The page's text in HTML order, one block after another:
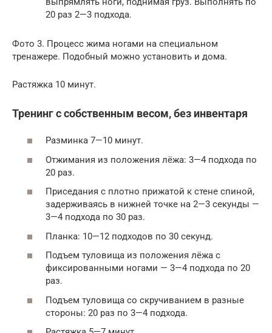
20 раз 2—3 подхода.
Фото 3. Процесс жима ногами на специальном
тренажере. Подобный можно установить и дома.
Растяжка 10 минут.
Тренинг с собственным весом, без инвентаря
Разминка 7—10 минут.
Отжимания из положения лёжа: 3—4 подхода по
20 раз.
Приседания с плотно прижатой к стене спиной,
задерживаясь в нижней точке на 2—3 секунды —
3—4 подхода по 30 раз.
Планка: 10—12 подходов по 30 секунд.
Подъем туловища из положения лёжа с
фиксированными ногами — 3—4 подхода по 20
раз.
Подъем туловища со скручиванием в разные
стороны: 20 раз по 3—4 подхода.